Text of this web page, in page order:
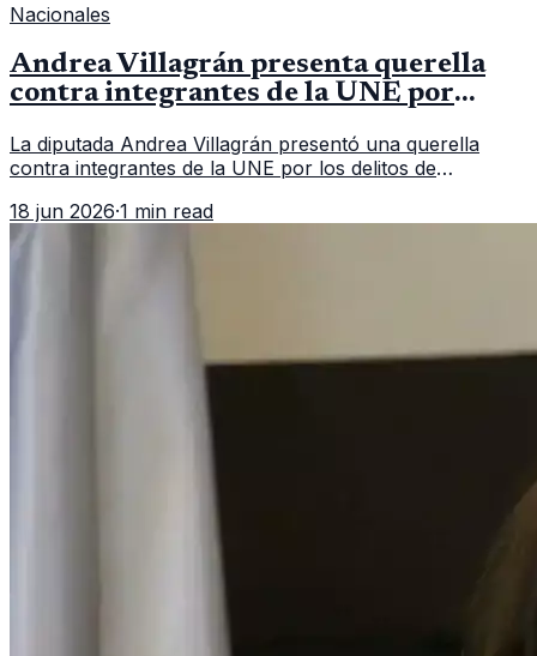
Nacionales
Andrea Villagrán presenta querella
contra integrantes de la UNE por
La diputada Andrea Villagrán presentó una querella
contra integrantes de la UNE por los delitos de
18 jun 2026·1 min read